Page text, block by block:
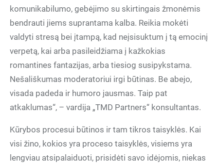
komunikabilumo, gebėjimo su skirtingais žmonėmis
bendrauti jiems suprantama kalba. Reikia mokėti
valdyti stresą bei įtampą, kad neįsisuktum į tą emocinį
verpetą, kai arba pasileidžiama į kažkokias
romantines fantazijas, arba tiesiog susipykstama.
Nešališkumas moderatoriui irgi būtinas. Be abejo,
visada padeda ir humoro jausmas. Taip pat
atkaklumas“, – vardija „TMD Partners“ konsultantas.
Kūrybos procesui būtinos ir tam tikros taisyklės. Kai
visi žino, kokios yra proceso taisyklės, visiems yra
lengviau atsipalaiduoti, prisidėti savo idėjomis, niekas